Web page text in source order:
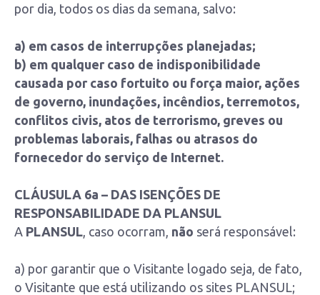
por dia, todos os dias da semana, salvo:
a) em casos de interrupções planejadas;
b) em qualquer caso de indisponibilidade
causada por caso fortuito ou força maior, ações
de governo, inundações, incêndios, terremotos,
conflitos civis, atos de terrorismo, greves ou
problemas laborais, falhas ou atrasos do
fornecedor do serviço de Internet.
CLÁUSULA 6a – DAS ISENÇÕES DE
RESPONSABILIDADE DA PLANSUL
A PLANSUL , caso ocorram, não será responsável:
a) por garantir que o Visitante logado seja, de fato,
o Visitante que está utilizando os sites PLANSUL;